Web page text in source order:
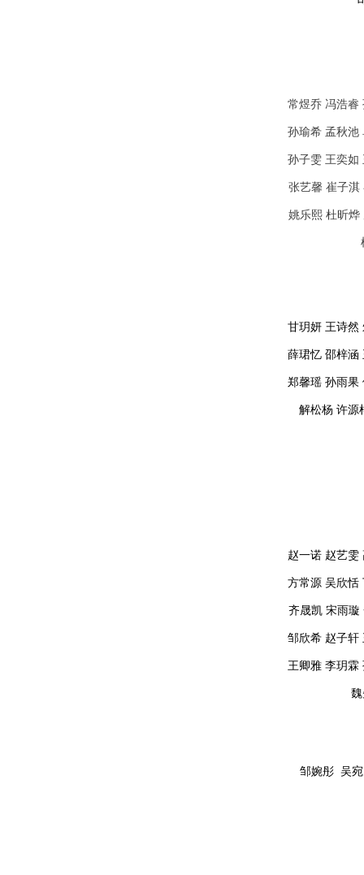
常煜乔 冯浩睿
孙瑜希 孟秋池
孙子雯 王奕如
张艺馨 崔子
姚乐熙 杜昕
甘玥妍 王诗然
薛珺忆 邵梓涵
郑馨瑶 孙雨果
解松杨 许源
赵一诺 赵艺雯
方常源 吴欣恬
齐晟凯 宋雨璇
邹欣希 赵子轩
王卿雅 李玥霖
邹婉彤 吴